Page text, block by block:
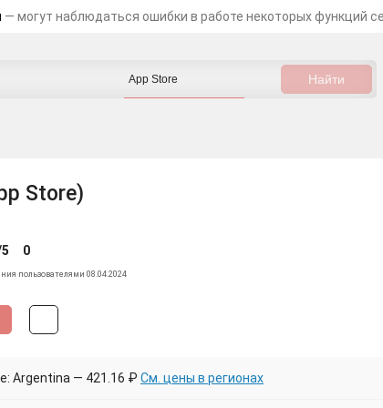
— могут наблюдаться ошибки в работе некоторых функций
Store)
5 0
пользователями 08.04.2024
Argentina — 421.16 ₽ См. цены в регионах